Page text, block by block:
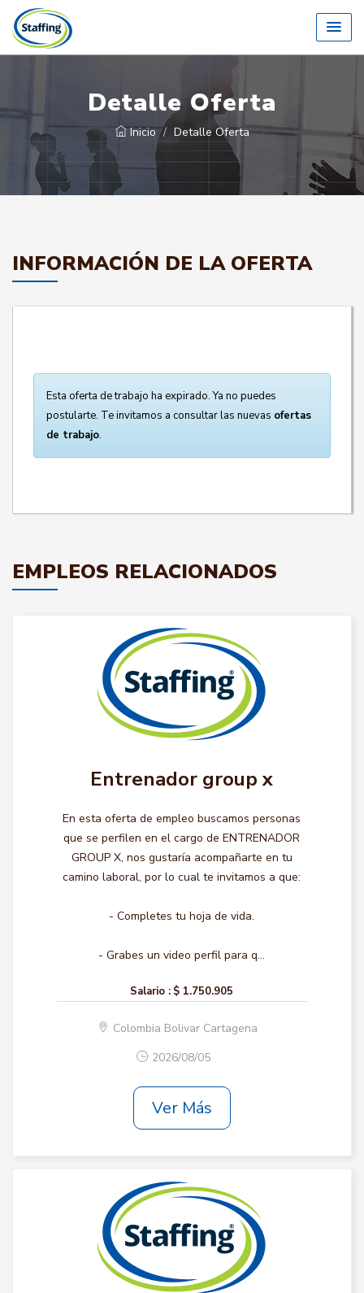
Detalle Oferta
Inicio Detalle Oferta
INFORMACIÓN DE LA OFERTA
Esta oferta de trabajo ha expirado. Ya no puedes
postularte. Te invitamos a consultar las nuevas ofertas
de trabajo.
EMPLEOS RELACIONADOS
Entrenador group x
En esta oferta de empleo buscamos personas
que se perfilen en el cargo de ENTRENADOR
GROUP X, nos gustaría acompañarte en tu
camino laboral, por lo cual te invitamos a que:
- Completes tu hoja de vida.
- Grabes un video perfil para q...
Salario : $ 1.750.905
Colombia Bolivar Cartagena
2026/08/05
Ver Más